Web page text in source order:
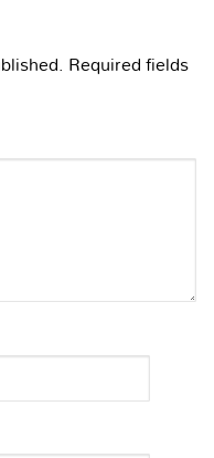
Required fields